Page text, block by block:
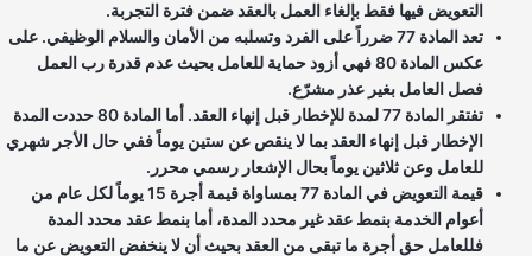
التعويض فيها فقط بإلغاء العمل بالعقد ضمن فترة التجربة.
تعد المادة 77 ضرراً على الفرد وتسلبه من الأمان والسلام الوظيفي. على
عكس المادة 80 فهي أزود حماية للعامل بحيث عدم قدرة رب العمل
فصل العامل بغير عذر مشرّع.
تفتقر المادة 77 لمدة للإخطار قبل إنهاء العقد. أما المادة 80 حددت المدة
الإخطار قبل إنهاء العقد بما لا ينقص عن ستين يوماً ففي حال الأجر شهري
للعامل وعن ثلاثين يوماً بحال الإشعار رسمي محرر.
قيمة التعويض في المادة 77 بمساواة قيمة أجرة 15 يوماً لكل عام من
أعوام الخدمة بنمط عقد غير محدد المدة، أما بنمط عقد محدد المدة
فللعامل حق أجرة ما تبقى من العقد بحيث أن لا ينخفض التعويض عن ما